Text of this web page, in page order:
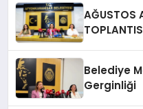
AĞUSTOS
Belediye
Gerginliği